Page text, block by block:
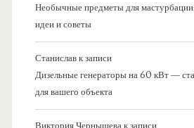
Необычные предметы для
идеи и советы
Станиславк записи
Дизельные генераторы на 60 кВт —
для вашего объекта
Виктория Чернышевак записи